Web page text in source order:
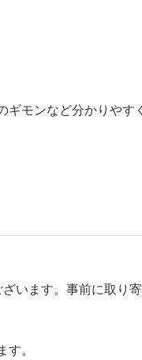
モンなど分かりやす
います。事前に取り
。